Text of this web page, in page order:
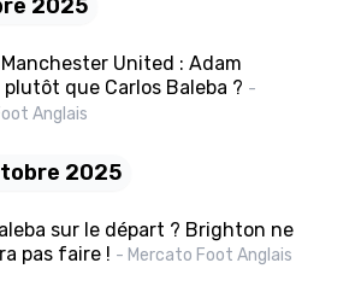
2025
United : Adam
que Carlos Baleba ? -
Anglais
2025
sur le départ ? Brighton ne
pas faire ! - Mercato Foot Anglais